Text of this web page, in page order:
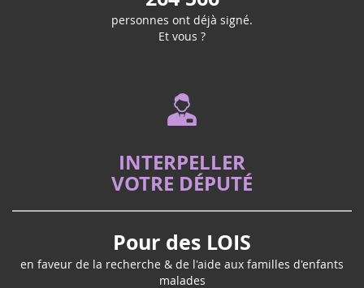
264 566
personnes ont déjà signé.
INTERPELLER
Pour des LOIS
en faveur de la recherche & de l'aide aux familles d'enfants